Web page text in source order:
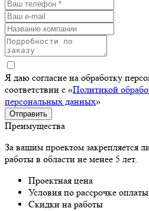
Я даю согласие на обработку
соответствии с «Политикой
персональных данных»
Отправить
Преимущества
За вашим проектом закрепляется
работы в области не менее 5 лет.
Проектная цена
Условия по рассрочке оплаты
Скидки на работы